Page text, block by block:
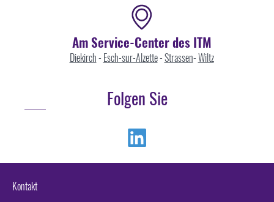
Am Service-Center des ITM
Diekirch- Esch-sur-Alzette-Strassen-Wiltz
Folgen Sie
Kontakt